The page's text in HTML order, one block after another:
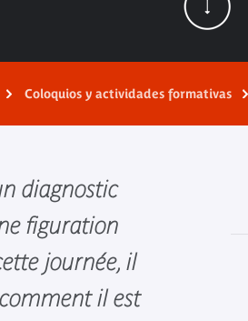
Coloquios y actividades formativas
diagnostic
figuration
journée, il
il est